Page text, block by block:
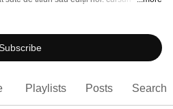
comentarii și adnotări ale tuturor
Cărti cu tematică juridică,
și tuturor celor interesați de
Playlists Posts Search